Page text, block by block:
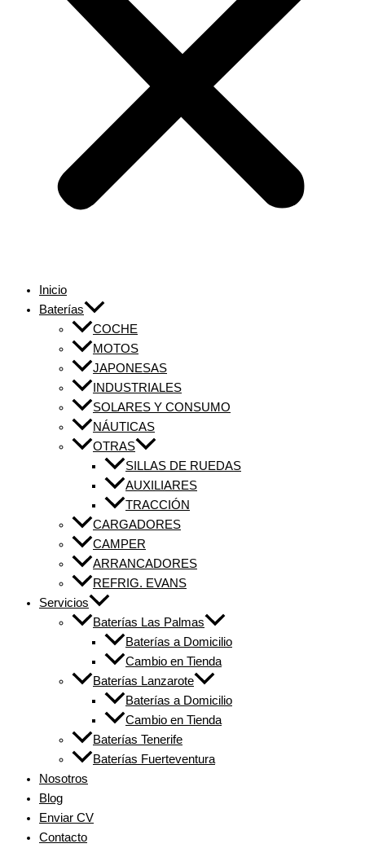
Inicio
Baterías
COCHE
MOTOS
JAPONESAS
INDUSTRIALES
SOLARES Y CONSUMO
NÁUTICAS
OTRAS
SILLAS DE RUEDAS
AUXILIARES
TRACCIÓN
CARGADORES
CAMPER
ARRANCADORES
REFRIG. EVANS
Servicios
Baterías Las Palmas
Baterías a Domicilio
Cambio en Tienda
Baterías Lanzarote
Baterías a Domicilio
Cambio en Tienda
Baterías Tenerife
Baterías Fuerteventura
Nosotros
Blog
Enviar CV
Contacto